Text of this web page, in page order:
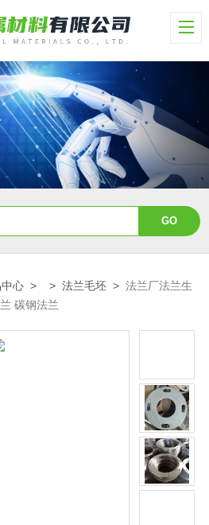
心 > >法兰毛坯 >法兰厂法兰生
碳钢法兰